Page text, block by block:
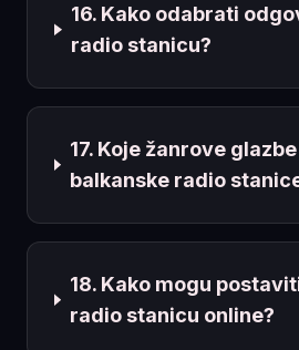
16. Kako odabrati
radio stanicu?
17. Koje žanrove
balkanske radio
18. Kako mogu
radio stanicu online?